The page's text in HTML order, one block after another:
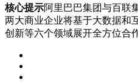
核心提示阿里巴巴集团与百联
两大商业企业将基于大数据和
创新等六个领域展开全方位合